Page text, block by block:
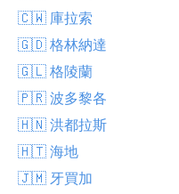
🇨🇼 庫拉索
🇬🇩 格林納達
🇬🇱 格陵蘭
🇵🇷 波多黎各
🇭🇳 洪都拉斯
🇭🇹 海地
🇯🇲 牙買加